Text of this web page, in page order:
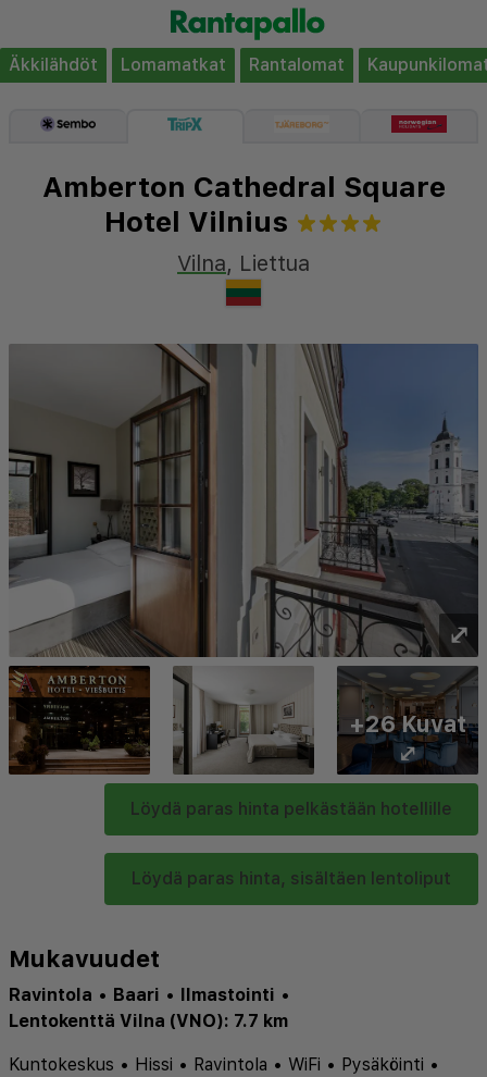
Äkkilähdöt Lomamatkat Rantalomat
Amberton Cathedral Square
Hotel Vilnius
Vilna, Liettua
⤢
Löydä paras hinta pelkästään hotellille
Löydä paras hinta, sisältäen lentoliput
+26 Kuvat
⤢
Mukavuudet
Ravintola • Baari • Ilmastointi •
Lentokenttä Vilna (VNO): 7.7 km
Kuntokeskus • Hissi • Ravintola • WiFi • Pysäköinti •